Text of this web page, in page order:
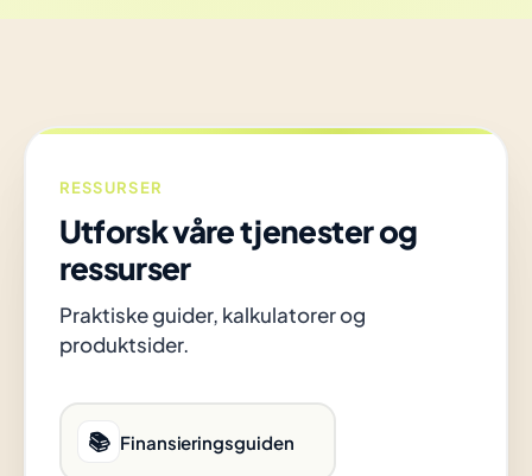
RESSURSER
Utforsk våre tjenester og
ressurser
Praktiske guider, kalkulatorer og
produktsider.
📚 Finansieringsguiden